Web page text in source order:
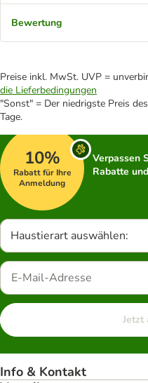
Bewertung
Preise inkl. MwSt. UVP =
die Lieferbedingungen
"Sonst" = Der niedrigste Preis
Tage.
10%
Rabatt für Ihre
Anmeldung
Verpassen
Rabatte
Haustierart auswählen:
Jetzt
Info & Kontakt